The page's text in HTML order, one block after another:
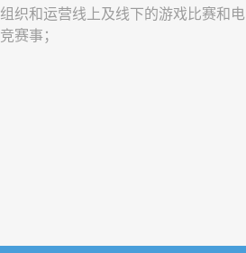
组织和运营线上及线下的游戏比赛和电
竞赛事；